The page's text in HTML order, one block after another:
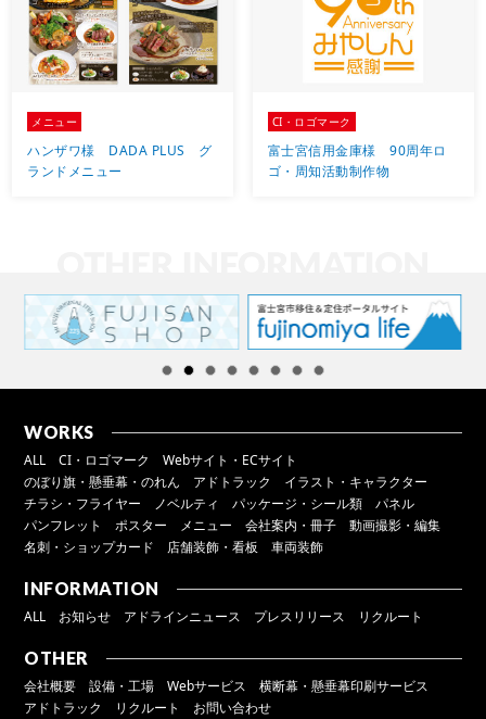
メニュー
ハンザワ様 DADA PLUS グ
ランドメニュー
CI・ロゴマーク
富士宮信用金庫様 90周年ロ
ゴ・周知活動制作物
WORKS
ALL CI・ロゴマーク
Webサイト・ECサイト
のぼり旗・懸垂幕・のれん
アドトラック
イラスト・キャラクター
チラシ・フライヤー
ノベルティ パッケージ・シール類
パネル
パンフレット
ポスター メニュー 会社案内・冊子
動画撮影・編集
名刺・ショップカード
店舗装飾・看板 車両装飾
INFORMATION
ALL お知らせ アドラインニュース プレスリリース リクルート
OTHER
会社概要 設備・工場 Webサービス
横断幕・懸垂幕印刷サービス
アドトラック
リクルート お問い合わせ